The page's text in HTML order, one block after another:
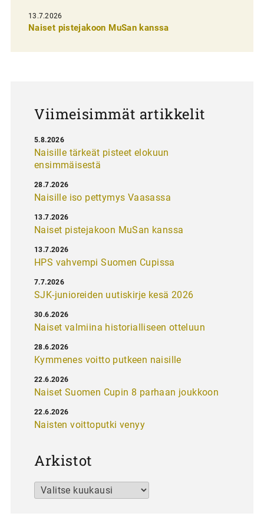
e
13.7.2026
Naiset pistejakoon MuSan kanssa
Viimeisimmät artikkelit
Naisille tärkeät pisteet elokuun
ensimmäisestä
5.8.2026
Naisille iso pettymys Vaasassa
28.7.2026
Naiset pistejakoon MuSan kanssa
13.7.2026
HPS vahvempi Suomen Cupissa
13.7.2026
SJK-junioreiden uutiskirje kesä 2026
7.7.2026
Naiset valmiina historialliseen otteluun
30.6.2026
Kymmenes voitto putkeen naisille
28.6.2026
Naiset Suomen Cupin 8 parhaan joukkoon
22.6.2026
Naisten voittoputki venyy
22.6.2026
Arkistot
Arkistot